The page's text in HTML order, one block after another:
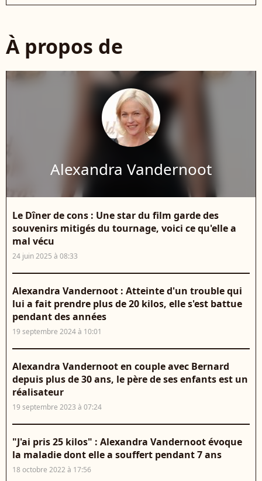
À propos de
Alexandra Vandernoot
Le Dîner de cons : Une star du film garde des
souvenirs mitigés du tournage, voici ce qu'elle a
mal vécu
24 juin 2025 à 08:33
Alexandra Vandernoot : Atteinte d'un trouble qui
lui a fait prendre plus de 20 kilos, elle s'est battue
pendant des années
19 septembre 2024 à 10:01
Alexandra Vandernoot en couple avec Bernard
depuis plus de 30 ans, le père de ses enfants est un
réalisateur
19 septembre 2023 à 07:24
"J'ai pris 25 kilos" : Alexandra Vandernoot évoque
la maladie dont elle a souffert pendant 7 ans
18 octobre 2022 à 17:56